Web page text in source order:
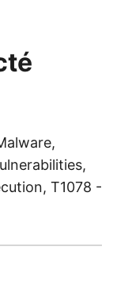
T1078 -